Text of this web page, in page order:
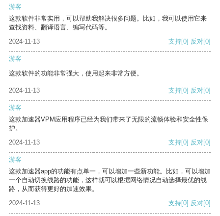
游客
这款软件非常实用，可以帮助我解决很多问题。比如，我可以使用它来
查找资料、翻译语言、编写代码等。
2024-11-13
支持[0] 反对[0]
游客
这款软件的功能非常强大，使用起来非常方便。
2024-11-13 支持[0] 反对[0]
游客
这款加速器VPM应用程序已经为我们带来了无限的流畅体验和安全性保
护。
2024-11-13
支持[0] 反对[0]
游客
这款加速器app的功能有点单一，可以增加一些新功能。比如，可以增加
一个自动切换线路的功能，这样就可以根据网络情况自动选择最优的线
路，从而获得更好的加速效果。
2024-11-13
支持[0] 反对[0]